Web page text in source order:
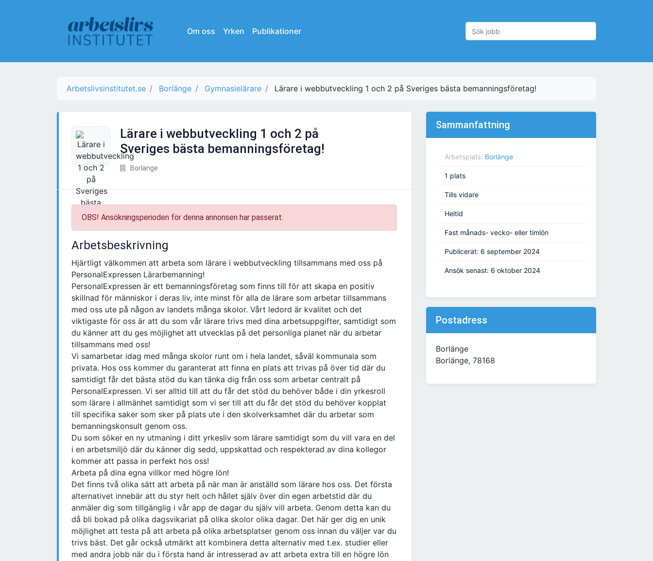
Om oss Yrken Publikationer
Arbetslivsinstitutet.se Borlänge Gymnasielärare Lärare i webbutveckling 1 och 2 på Sveriges bästa bemanningsföretag!
Lärare i webbutveckling 1 och 2 på
Sveriges bästa bemanningsföretag!
Borlänge
OBS! Ansökningsperioden för denna annonsen har passerat.
Arbetsbeskrivning
Hjärtligt välkommen att arbeta som lärare i webbutveckling tillsammans med oss på
PersonalExpressen Lärarbemanning!
PersonalExpressen är ett bemanningsföretag som finns till för att skapa en positiv
skillnad för människor i deras liv, inte minst för alla de lärare som arbetar tillsammans
med oss ute på någon av landets många skolor. Vårt ledord är kvalitet och det
viktigaste för oss är att du som vår lärare trivs med dina arbetsuppgifter, samtidigt som
du känner att du ges möjlighet att utvecklas på det personliga planet när du arbetar
tillsammans med oss!
Vi samarbetar idag med många skolor runt om i hela landet, såväl kommunala som
privata. Hos oss kommer du garanterat att finna en plats att trivas på över tid där du
samtidigt får det bästa stöd du kan tänka dig från oss som arbetar centralt på
PersonalExpressen. Vi ser alltid till att du får det stöd du behöver både i din yrkesroll
som lärare i allmänhet samtidigt som vi ser till att du får det stöd du behöver kopplat
till specifika saker som sker på plats ute i den skolverksamhet där du arbetar som
bemanningskonsult genom oss.
Du som söker en ny utmaning i ditt yrkesliv som lärare samtidigt som du vill vara en del
i en arbetsmiljö där du känner dig sedd, uppskattad och respekterad av dina kollegor
kommer att passa in perfekt hos oss!
Arbeta på dina egna villkor med högre lön!
Det finns två olika sätt att arbeta på när man är anställd som lärare hos oss. Det första
alternativet innebär att du styr helt och hållet själv över din egen arbetstid där du
anmäler dig som tillgänglig i vår app de dagar du själv vill arbeta. Genom detta kan du
då bli bokad på olika dagsvikariat på olika skolor olika dagar. Det här ger dig en unik
möjlighet att testa på att arbeta på olika arbetsplatser genom oss innan du väljer var du
trivs bäst. Det går också utmärkt att kombinera detta alternativ med t.ex. studier eller
med andra jobb när du i första hand är intresserad av att arbeta extra till en högre lön
Sammanfattning
Arbetsplats: Borlänge
1 plats
Tills vidare
Heltid
Fast månads- vecko- eller timlön
Publicerat: 6 september 2024
Ansök senast: 6 oktober 2024
Postadress
Borlänge
Borlänge, 78168